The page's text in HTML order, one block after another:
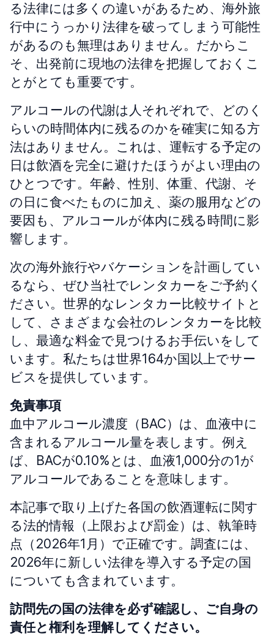
る法律には多くの違いがあるため、海外旅
行中にうっかり法律を破ってしまう可能性
があるのも無理はありません。だからこ
そ、出発前に現地の法律を把握しておくこ
とがとても重要です。
アルコールの代謝は人それぞれで、どのく
らいの時間体内に残るのかを確実に知る方
法はありません。これは、運転する予定の
日は飲酒を完全に避けたほうがよい理由の
ひとつです。年齢、性別、体重、代謝、そ
の日に食べたものに加え、薬の服用などの
要因も、アルコールが体内に残る時間に影
響します。
次の海外旅行やバケーションを計画してい
るなら、ぜひ当社でレンタカーをご予約く
ださい。世界的なレンタカー比較サイトと
して、さまざまな会社のレンタカーを比較
し、最適な料金で見つけるお手伝いをして
います。私たちは世界164か国以上でサー
ビスを提供しています。
免責事項
血中アルコール濃度（BAC）は、血液中に
含まれるアルコール量を表します。例え
ば、BACが0.10%とは、血液1,000分の1が
アルコールであることを意味します。
本記事で取り上げた各国の飲酒運転に関す
る法的情報（上限および罰金）は、執筆時
点（2026年1月）で正確です。調査には、
2026年に新しい法律を導入する予定の国
についても含まれています。
訪問先の国の法律を必ず確認し、ご自身の
責任と権利を理解してください。